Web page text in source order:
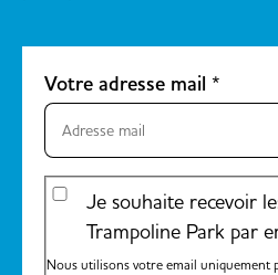
Votre adresse mail *
Je souhaite recevoir
Trampoline Park par
Nous utilisons votre email uniquement